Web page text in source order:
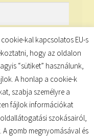
kal kapcsolatos EU-s
hogy az oldalon
“sütiket” használunk,
A honlap a cookie-k
szabja személyre a
fájlok információkat
szokásairól,
gomb megnyomásával és